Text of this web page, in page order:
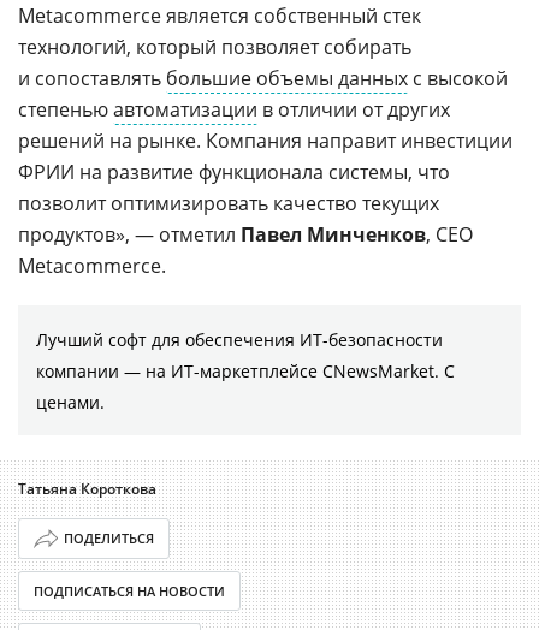
Metacommerce является собственный стек
технологий, который позволяет собирать
и сопоставлять большие объемы данных с высокой
степеньюавтоматизации в отличии от других
решений на рынке. Компания направит инвестиции
ФРИИ на развитие функционала системы, что
позволит оптимизировать качество текущих
продуктов», — отметил Павел Минченков, CEO
Metacommerce.
Лучший софт для обеспечения ИТ-безопасности
компании ― на ИТ-маркетплейсе CNewsMarket. С
ценами.
Татьяна Короткова
ПОДЕЛИТЬСЯ
ПОДПИСАТЬСЯ НА НОВОСТИ